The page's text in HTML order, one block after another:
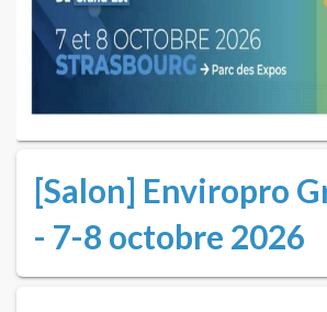
[Salon] Enviropro
- 7-8 octobre 2026